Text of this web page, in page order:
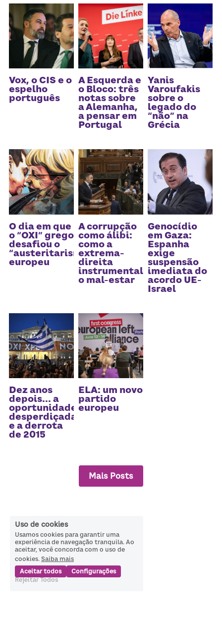
Vox, o CIS e o
espelho
português
A Esquerda e
o Bloco: três
notas sobre
a Alemanha,
a pensar em
Portugal
Yanis
Varoufakis
sobre o
legado do
“não” na
Grécia
O dia em que
o “OXI” grego
desafiou o
“austeritarismo”
europeu
A corrupção
como álibi:
como a
extrema-
direita
instrumentaliza
o mal-estar
Genocídio
em Gaza:
Espanha
exige
suspensão
imediata do
acordo UE-
Israel
Dez anos
depois... a
oportunidade
desperdiçada
e a derrota
de 2015
ELA: um novo
partido
europeu
Mais Posts
Uso de cookies
Usamos cookies para garantir uma
experiência de navegação tranquila. Ao
aceitar, você concorda com o uso de
cookies. Saiba mais
Aceitar todos
Configurações
Rejeitar Todos